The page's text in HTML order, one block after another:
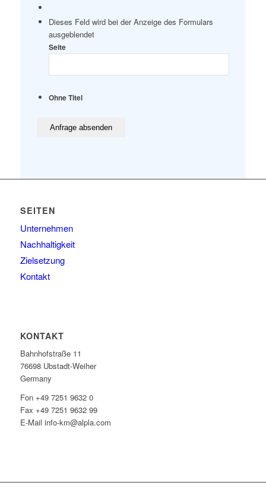
Dieses Feld wird bei der Anzeige des Formulars
ausgeblendet
Seite
Ohne Titel
SEITEN
Unternehmen
Nachhaltigkeit
Zielsetzung
Kontakt
KONTAKT
Bahnhofstraße 11
76698 Ubstadt-Weiher
Germany
Fon +49 7251 9632 0
Fax +49 7251 9632 99
E-Mail info-km@alpla.com